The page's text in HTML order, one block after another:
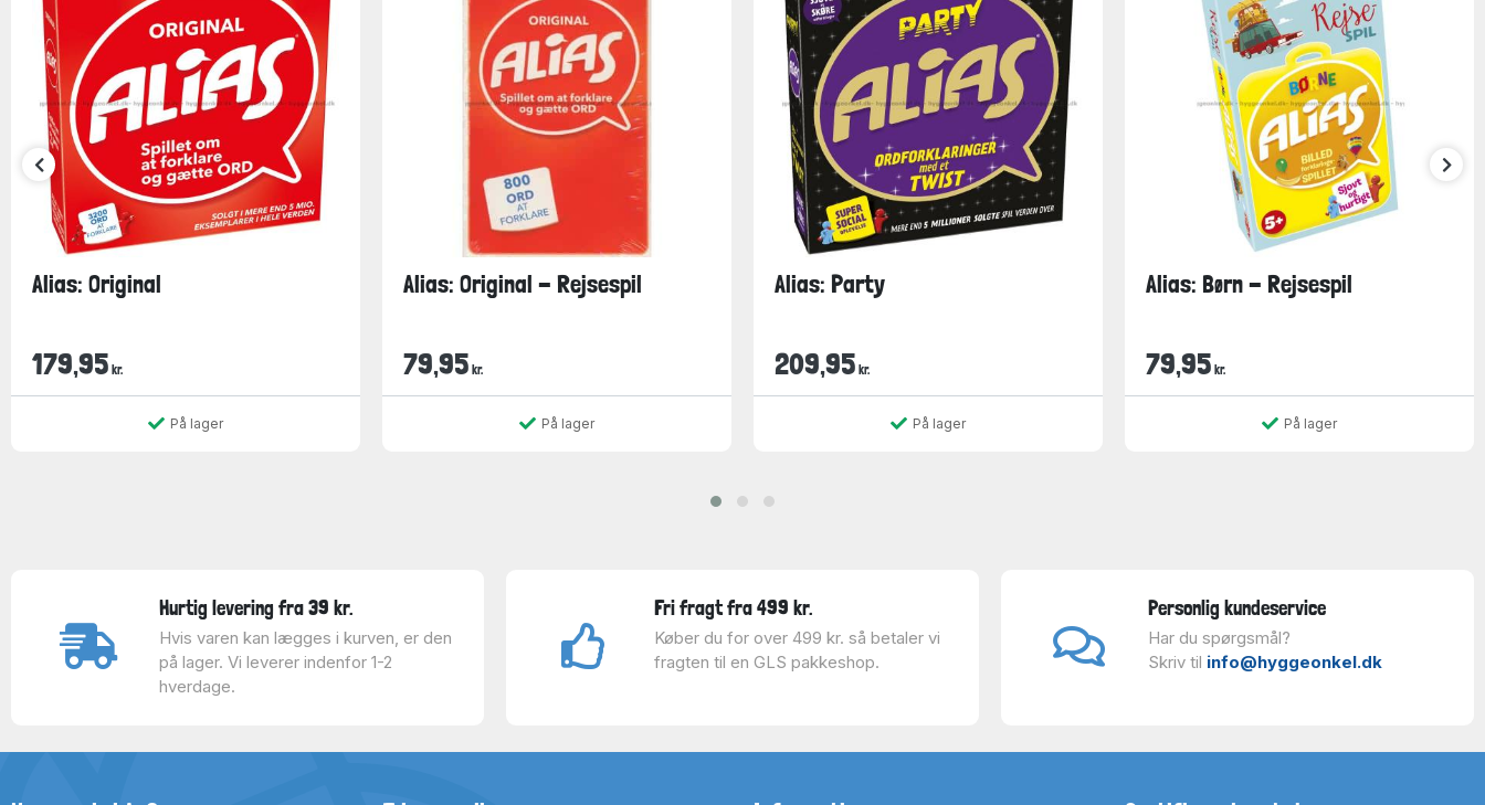
Alias: Original
179,95 kr.
På lager
Alias: Original - Rejsespil
79,95 kr.
På lager
Alias: Party
209,95 kr.
På lager
Alias: Børn - Rejsespil
79,95 kr.
På lager
Hurtig levering fra 39 kr.
Hvis varen kan lægges i kurven, er den
på lager. Vi leverer indenfor 1-2
hverdage.
Fri fragt fra 499 kr.
Køber du for over 499 kr. så betaler vi
fragten til en GLS pakkeshop.
Personlig kundeservice
Har du spørgsmål?
Skriv til info@hyggeonkel.dk